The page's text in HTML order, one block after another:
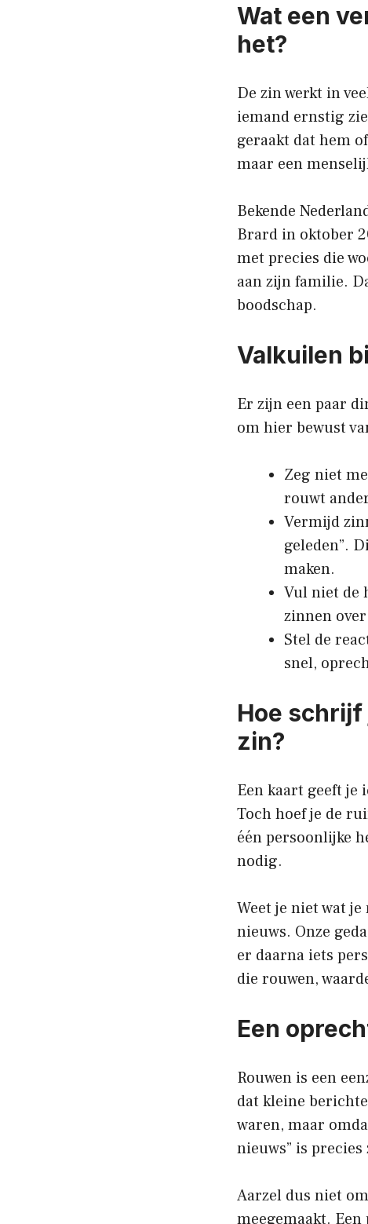
Wat een
het?
De zin werkt in
iemand ernstig
geraakt dat hem
maar een
Bekende
Brard in oktober
met precies die
aan zijn familie.
boodschap.
Valkuilen
Er zijn een paar
om hier bewust
Zeg niet
rouwt
Vermijd
geleden”.
maken.
Vul niet de
zinnen
Stel de
snel,
Hoe
zin?
Een kaart geeft je
Toch hoef je de
één persoonlijke
nodig.
Weet je niet wat
nieuws. Onze
er daarna iets
die rouwen,
Een
Rouwen is een
dat kleine
waren, maar
nieuws” is
Aarzel dus niet
meegemaakt.